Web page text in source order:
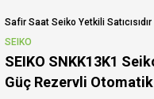
Safir Saat Seiko Yetkili Satıcısıdır
SEIKO
SEIKO SNKK13K1
Güç Rezervli